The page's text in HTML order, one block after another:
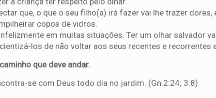
que, o que o seu filho(a) irá fazer vai lhe trazer dores,
copos de vidros.
em muitas situações. Ter um olhar salvador
los de não voltar aos seus recentes e recorrentes
que deve andar.
se com Deus todo dia no jardim. (Gn.2:24; 3:8)